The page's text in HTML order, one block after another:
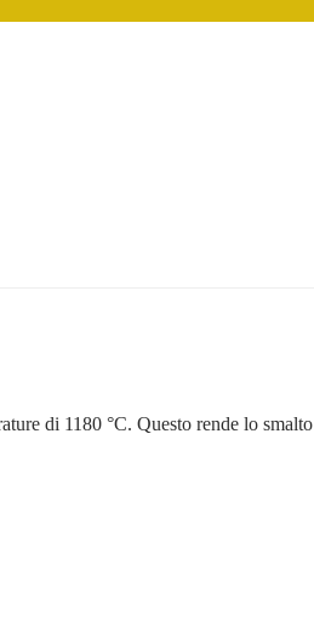
di 1180 °C. Questo rende lo